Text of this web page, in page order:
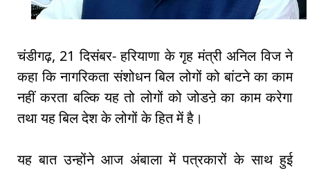
चंडीगढ़, 21 दिसंबर- हरियाणा के गृह मंत्री अनिल विज ने
कहा कि नागरिकता संशोधन बिल लोगों को बांटने का काम
नहीं करता बल्कि यह तो लोगों को जोडऩे का काम करेगा
तथा यह बिल देश के लोगों के हित में है।
यह बात उन्होंने आज अंबाला में पत्रकारों के साथ हुई